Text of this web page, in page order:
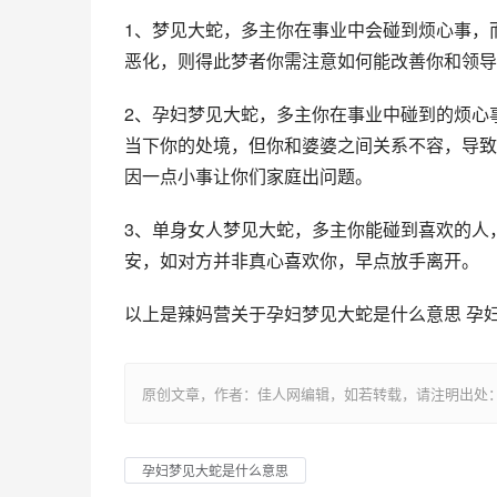
1、梦见大蛇，多主你在事业中会碰到烦心事
恶化，则得此梦者你需注意如何能改善你和领
2、孕妇梦见大蛇，多主你在事业中碰到的烦
当下你的处境，但你和婆婆之间关系不容，导
因一点小事让你们家庭出问题。
3、单身女人梦见大蛇，多主你能碰到喜欢的
安，如对方并非真心喜欢你，早点放手离开。
以上是辣妈营关于孕妇梦见大蛇是什么意思
原创文章，作者：佳人网编辑，如若转载，请注明出
孕妇梦见大蛇是什么意思